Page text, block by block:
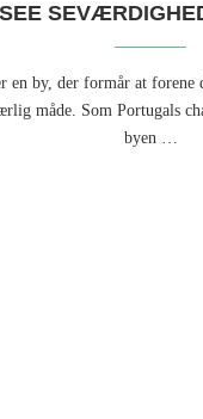
en by, der formår at forene
måde. Som Portugals
byen …